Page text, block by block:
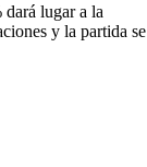
lugar a la
y la partida se